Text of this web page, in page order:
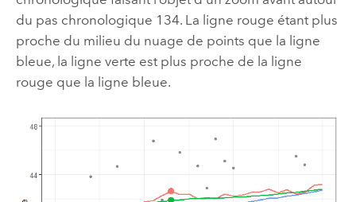
du pas chronologique 134. La ligne rouge étant plus
proche du milieu du nuage de points que la ligne
bleue, la ligne verte est plus proche de la ligne
rouge que la ligne bleue.